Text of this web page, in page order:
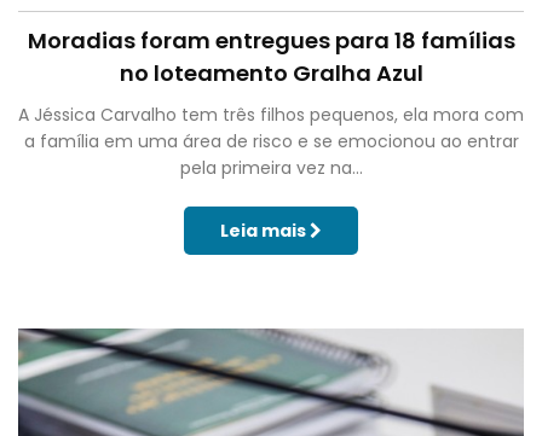
Moradias foram entregues para 18 famílias
no loteamento Gralha Azul
A Jéssica Carvalho tem três filhos pequenos, ela mora com
a família em uma área de risco e se emocionou ao entrar
pela primeira vez na...
Leia mais